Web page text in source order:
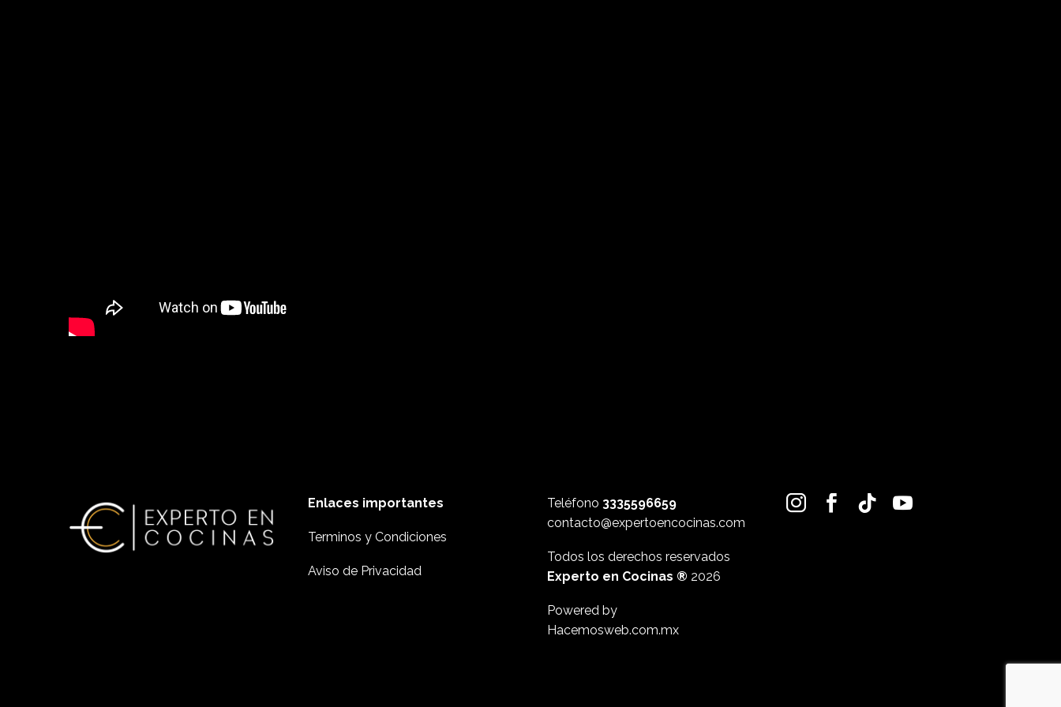
Enlaces importantes
Terminos y Condiciones
Aviso de Privacidad
Teléfono 3335596659
contacto@expertoencocinas.com
Todos los derechos reservados
Experto en Cocinas ® 2026
Powered by
Hacemosweb.com.mx